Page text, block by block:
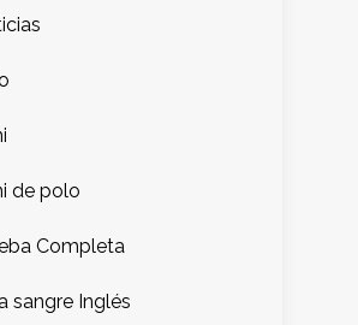
de polo
Completa
sangre Inglés